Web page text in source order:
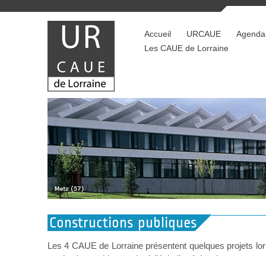
Accueil URCAUE
Agenda
Les CAUE de Lorraine
Constructions publiques
Les 4 CAUE de Lorraine présentent quelques projets